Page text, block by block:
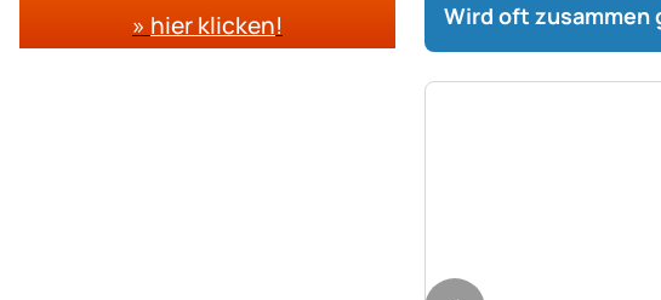
» hier klicken! Wird oft